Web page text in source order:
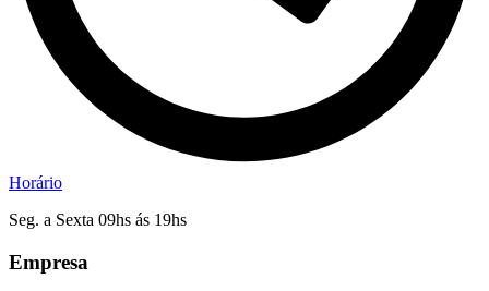
Horário
Seg. a Sexta 09hs ás 19hs
Empresa